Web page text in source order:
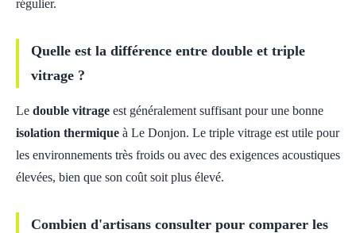
régulier.
Quelle est la différence entre double et triple
vitrage ?
Le double vitrage est généralement suffisant pour une bonne
isolation thermique à Le Donjon. Le triple vitrage est utile pour
les environnements très froids ou avec des exigences acoustiques
élevées, bien que son coût soit plus élevé.
Combien d'artisans consulter pour comparer les